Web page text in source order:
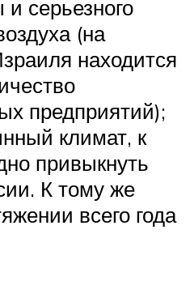
серьезного
(на
находится
предприятий);
климат, к
привыкнуть
К тому же
всего года